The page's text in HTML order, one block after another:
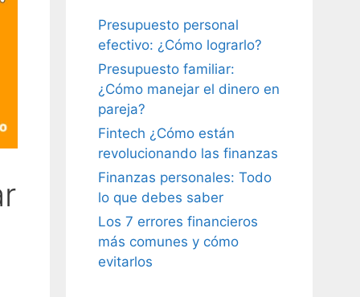
Presupuesto personal
efectivo: ¿Cómo lograrlo?
Presupuesto familiar:
¿Cómo manejar el dinero en
pareja?
Fintech ¿Cómo están
revolucionando las finanzas
Finanzas personales: Todo
lo que debes saber
Los 7 errores financieros
más comunes y cómo
evitarlos